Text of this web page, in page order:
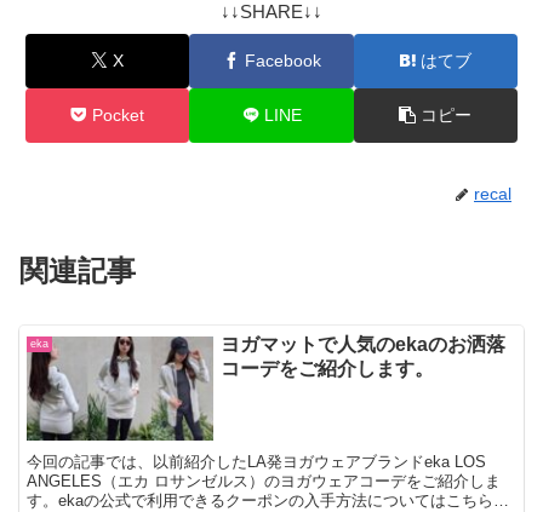
↓↓SHARE↓↓
X Facebook はてブ
Pocket LINE コピー
recal
関連記事
eka
ヨガマットで人気のekaのお洒落
コーデをご紹介します。
今回の記事では、以前紹介したLA発ヨガウェアブランドeka LOS
ANGELES（エカ ロサンゼルス）のヨガウェアコーデをご紹介しま
す。ekaの公式で利用できるクーポンの入手方法についてはこちらの